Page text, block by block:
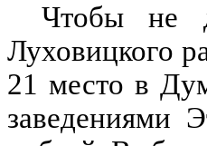
Чтобы не
Луховицкого
21 место в
заведениями